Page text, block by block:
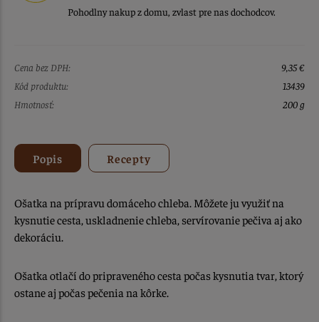
Pohodlny nakup z domu, zvlast pre nas dochodcov.
Cena bez DPH:
9,35 €
Kód produktu:
13439
Hmotnosť:
200 g
Popis Recepty
Ošatka na prípravu domáceho chleba. Môžete ju využiť na
kysnutie cesta, uskladnenie chleba, servírovanie pečiva aj ako
dekoráciu.
Ošatka otlačí do pripraveného cesta počas kysnutia tvar, ktorý
ostane aj počas pečenia na kôrke.